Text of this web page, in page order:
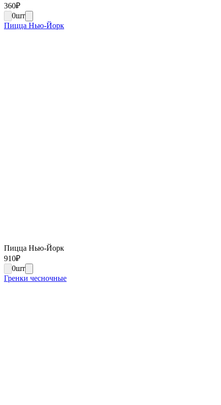
360₽
0шт
Пицца Нью-Йорк
Пицца Нью-Йорк
910₽
0шт
Гренки чесночные